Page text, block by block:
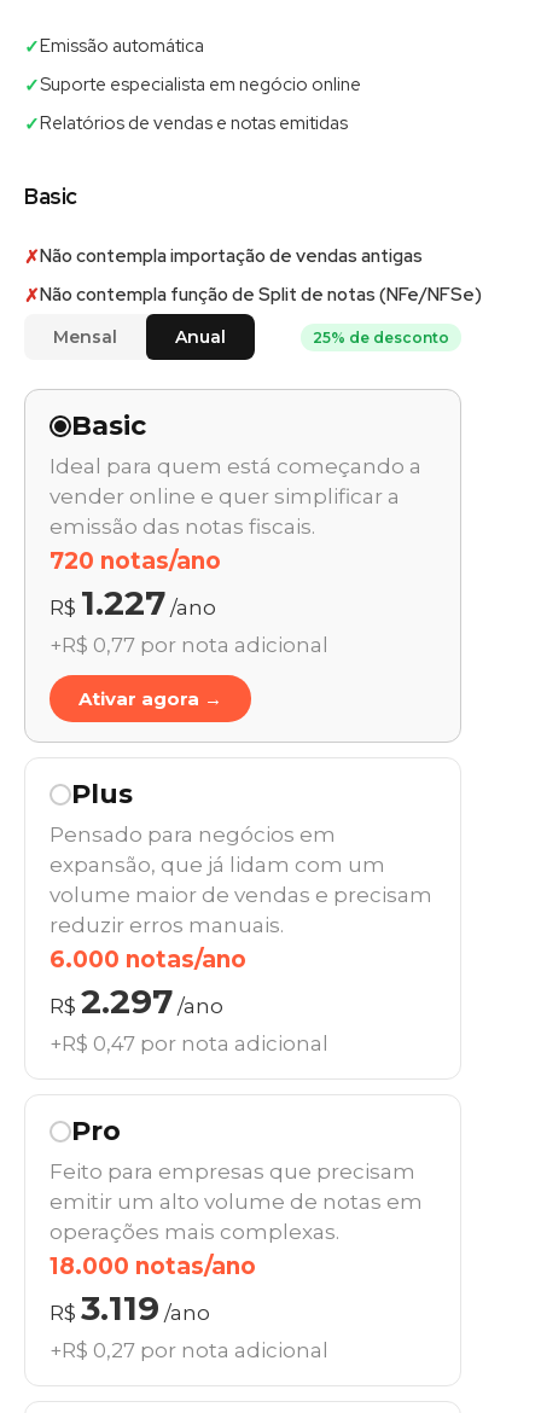
✓Emissão automática
✓Suporte especialista em negócio online
✓Relatórios de vendas e notas emitidas
Basic
✗Não contempla importação de vendas antigas
✗Não contempla função de Split de notas (NFe/NFSe)
Mensal Anual 25% de desconto
Basic
Ideal para quem está começando a
vender online e quer simplificar a
emissão das notas fiscais.
720 notas/ano
R$ 1.227 /ano
+R$ 0,77 por nota adicional
Ativar agora →
Plus
Pensado para negócios em
expansão, que já lidam com um
volume maior de vendas e precisam
reduzir erros manuais.
6.000 notas/ano
R$ 2.297 /ano
+R$ 0,47 por nota adicional
Pro
Feito para empresas que precisam
emitir um alto volume de notas em
operações mais complexas.
18.000 notas/ano
R$ 3.119 /ano
+R$ 0,27 por nota adicional